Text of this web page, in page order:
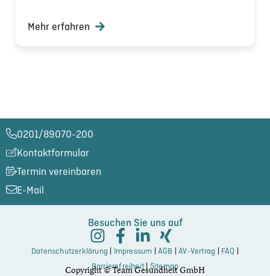
Mehr erfahren
0201/89070-200​
Kontaktformular
Termin vereinbaren
E-Mail
Besuchen Sie uns auf
Datenschutzerklärung | Impressum |AGB |AV-Vertrag | FAQ |
Barrierefreiheit | Sitemap
Copyright © Team Gesundheit GmbH